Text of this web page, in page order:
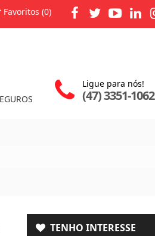
Favoritos (0)
Ligue para nós!
(47) 3351-1062
TENHO INTERESSE